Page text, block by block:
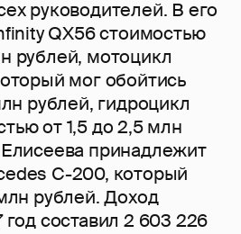
руководителей. В его
QX56 стоимостью
рублей, мотоцикл
мог обойтись
рублей, гидроцикл
от 1,5 до 2,5 млн
принадлежит
C-200, который
рублей. Доход
год составил 2 603 226